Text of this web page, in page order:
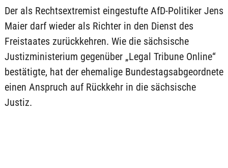
Der als Rechtsextremist eingestufte AfD-Politiker Jens
Maier darf wieder als Richter in den Dienst des
Freistaates zurückkehren. Wie die sächsische
Justizministerium gegenüber „Legal Tribune Online“
bestätigte, hat der ehemalige Bundestagsabgeordnete
einen Anspruch auf Rückkehr in die sächsische
Justiz.